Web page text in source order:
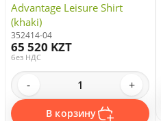
Advantage Leisure Shirt
(khaki)
352414-04
65 520 KZT
без НДС
- +
В корзину